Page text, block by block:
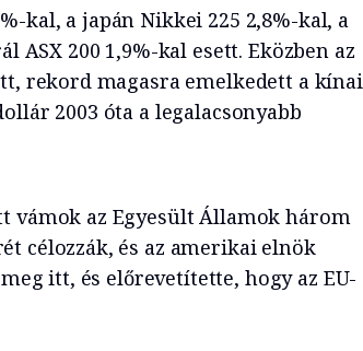
kal, a japán Nikkei 225 2,8%-kal, a
ASX 200 1,9%-kal esett. Eközben az
rekord magasra emelkedett a kínai
2003 óta a legalacsonyabb
vámok az Egyesült Államok három
célozzák, és az amerikai elnök
itt, és előrevetítette, hogy az EU-